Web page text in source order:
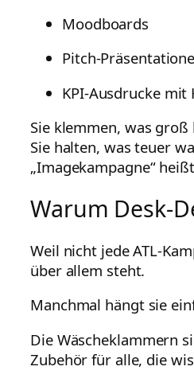
Moodboards
Pitch-
KPI-Ausdrucke mit
Sie klemmen, was groß
Sie halten, was teuer
„Imagekampagne“
Warum Desk-
Weil nicht jede ATL-
über allem steht.
Manchmal hängt sie
Die Wäscheklammern
Zubehör für alle, die